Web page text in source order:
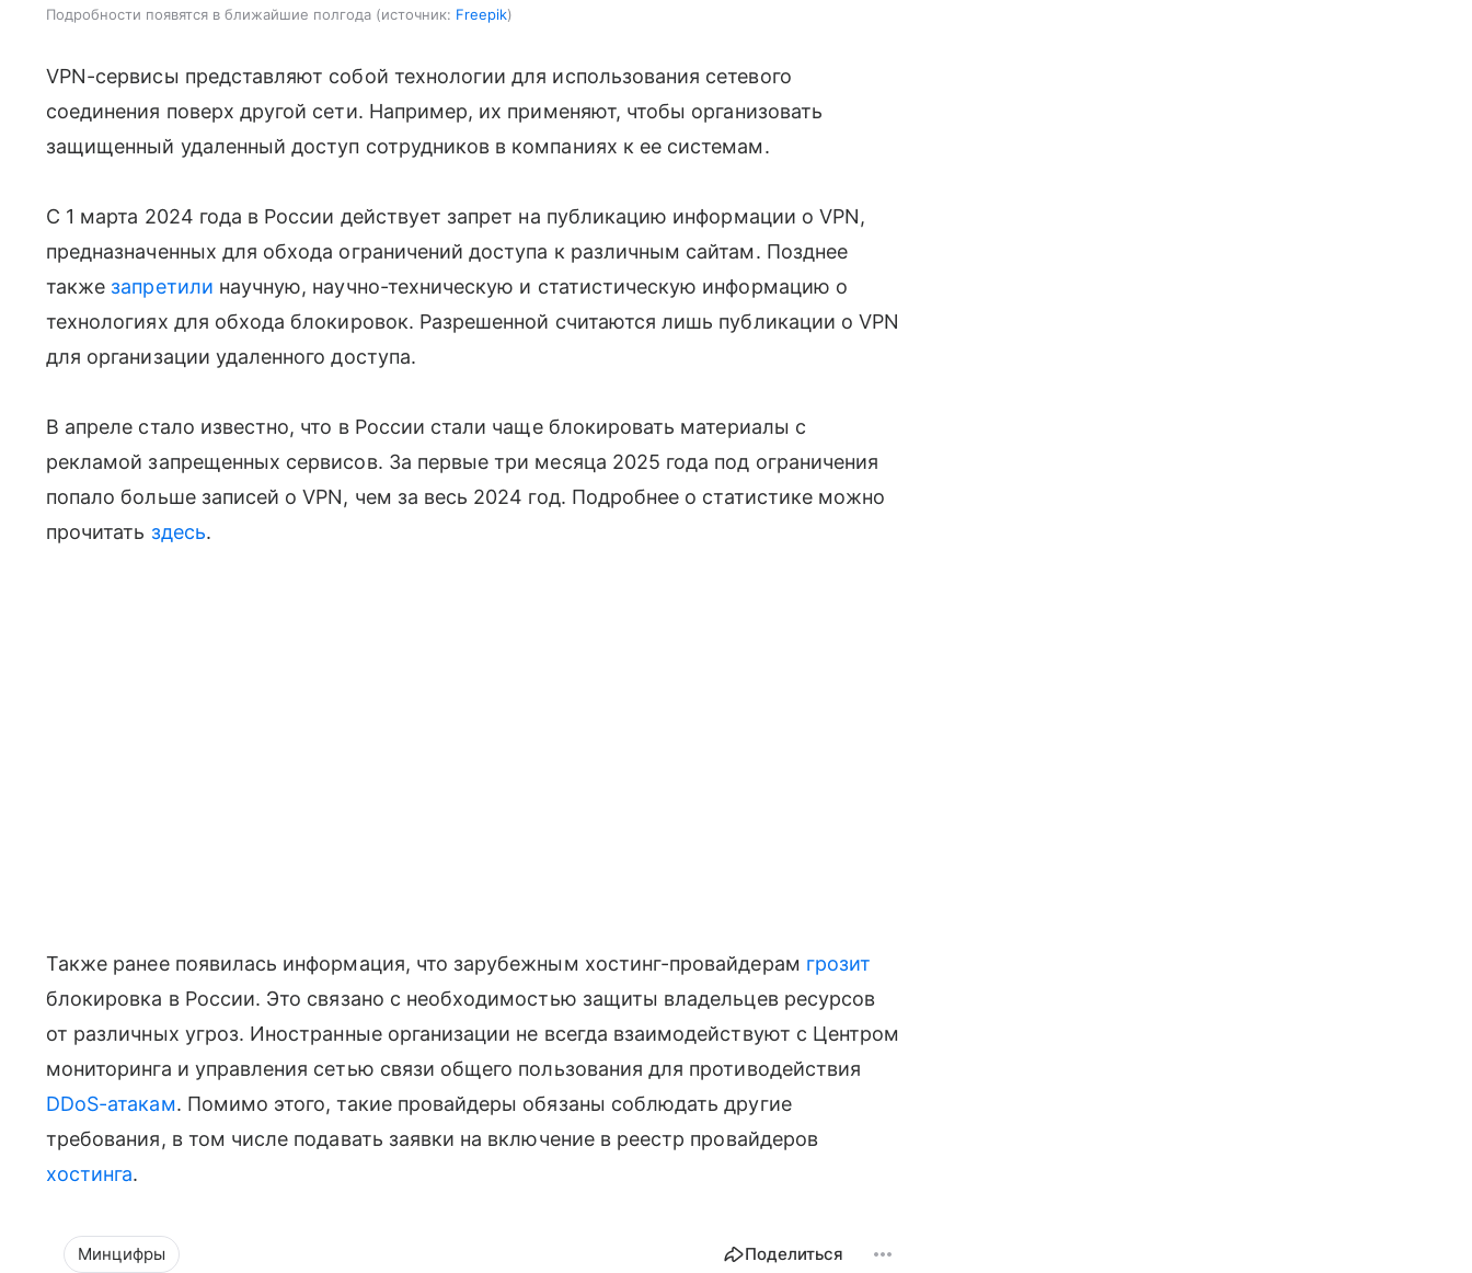
Подробности появятся в ближайшие полгода источник: Freepik
VPN-сервисы представляют собой технологии для использования сетевого
соединения поверх другой сети. Например, их применяют, чтобы организовать
защищенный удаленный доступ сотрудников в компаниях к ее системам.
С 1 марта 2024 года в России действует запрет на публикацию информации о VPN,
предназначенных для обхода ограничений доступа к различным сайтам. Позднее
также запретили научную, научно-техническую и статистическую информацию о
технологиях для обхода блокировок. Разрешенной считаются лишь публикации о VPN
для организации удаленного доступа.
В апреле стало известно, что в России стали чаще блокировать материалы с
рекламой запрещенных сервисов. За первые три месяца 2025 года под ограничения
попало больше записей о VPN, чем за весь 2024 год. Подробнее о статистике можно
прочитать здесь.
Также ранее появилась информация, что зарубежным хостинг-провайдерам грозит
блокировка в России. Это связано с необходимостью защиты владельцев ресурсов
от различных угроз. Иностранные организации не всегда взаимодействуют с Центром
мониторинга и управления сетью связи общего пользования для противодействия
DDoS-атакам. Помимо этого, такие провайдеры обязаны соблюдать другие
требования, в том числе подавать заявки на включение в реестр провайдеров
хостинга.
Минцифры Поделиться